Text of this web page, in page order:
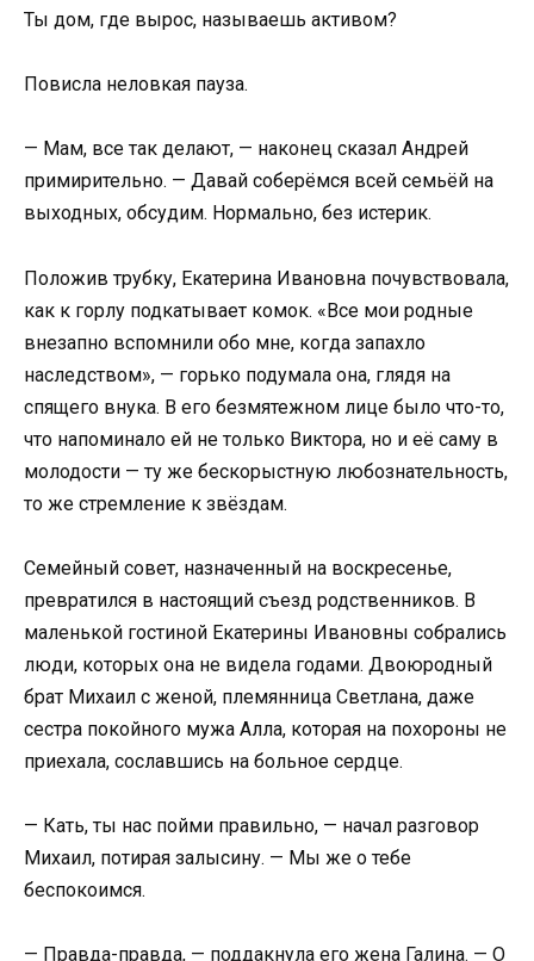
Ты дом, где вырос, называешь активом?
Повисла неловкая пауза.
— Мам, все так делают, — наконец сказал Андрей
примирительно. — Давай соберёмся всей семьёй на
выходных, обсудим. Нормально, без истерик.
Положив трубку, Екатерина Ивановна почувствовала,
как к горлу подкатывает комок. «Все мои родные
внезапно вспомнили обо мне, когда запахло
наследством», — горько подумала она, глядя на
спящего внука. В его безмятежном лице было что-то,
что напоминало ей не только Виктора, но и её саму в
молодости — ту же бескорыстную любознательность,
то же стремление к звёздам.
Семейный совет, назначенный на воскресенье,
превратился в настоящий съезд родственников. В
маленькой гостиной Екатерины Ивановны собрались
люди, которых она не видела годами. Двоюродный
брат Михаил с женой, племянница Светлана, даже
сестра покойного мужа Алла, которая на похороны не
приехала, сославшись на больное сердце.
— Кать, ты нас пойми правильно, — начал разговор
Михаил, потирая залысину. — Мы же о тебе
беспокоимся.
— Правда-правда, — поддакнула его жена Галина. — О